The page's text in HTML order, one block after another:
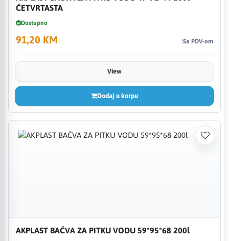
ČETVRTASTA
Dostupno
91,20 KM Sa PDV-om
View
Dodaj u korpu
AKPLAST BAČVA ZA PITKU VODU 59*95*68 200l